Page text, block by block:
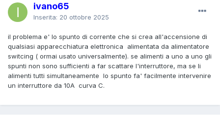
ivano65
Inserita: 20 ottobre 2025
il problema e' lo spunto di corrente che si crea all'accensione di
qualsiasi apparecchiatura elettronica alimentata da alimentatore
switcing ( ormai usato universalmente). se alimenti a uno a uno gli
spunti non sono sufficienti a far scattare l'interruttore, ma se li
alimenti tutti simultaneamente lo spunto fa' facilmente intervenire
un interruttore da 10A curva C.